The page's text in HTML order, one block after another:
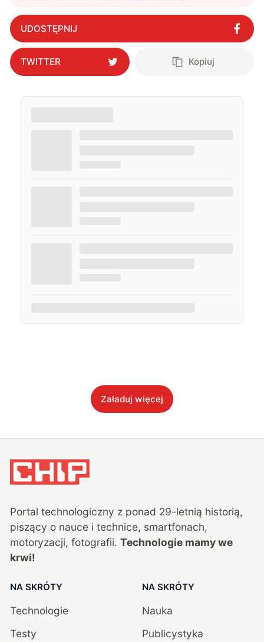
UDOSTĘPNIJ
TWITTER Kopiuj
Załaduj więcej
Portal technologiczny z ponad 29-letnią historią,
piszący o nauce i technice, smartfonach,
motoryzacji, fotografii. Technologie mamy we
krwi!
NA SKRÓTY
Technologie
Testy
NA SKRÓTY
Nauka
Publicystyka